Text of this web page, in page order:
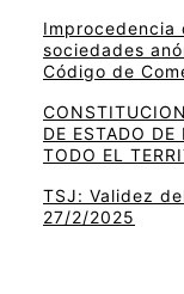
Improcedencia
sociedades
Código de
DE ESTADO DE
TODO EL
TSJ: Validez
27/2/2025